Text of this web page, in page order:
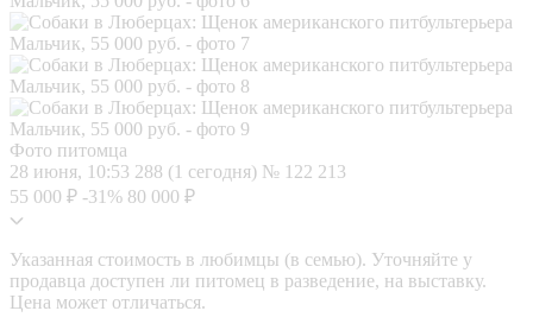
Фото питомца
28 июня, 10:53 288 (1 сегодня) № 122 213
55 000 ₽ -31% 80 000 ₽
Указанная стоимость в любимцы (в семью). Уточняйте у
продавца доступен ли питомец в разведение, на выставку.
Цена может отличаться.